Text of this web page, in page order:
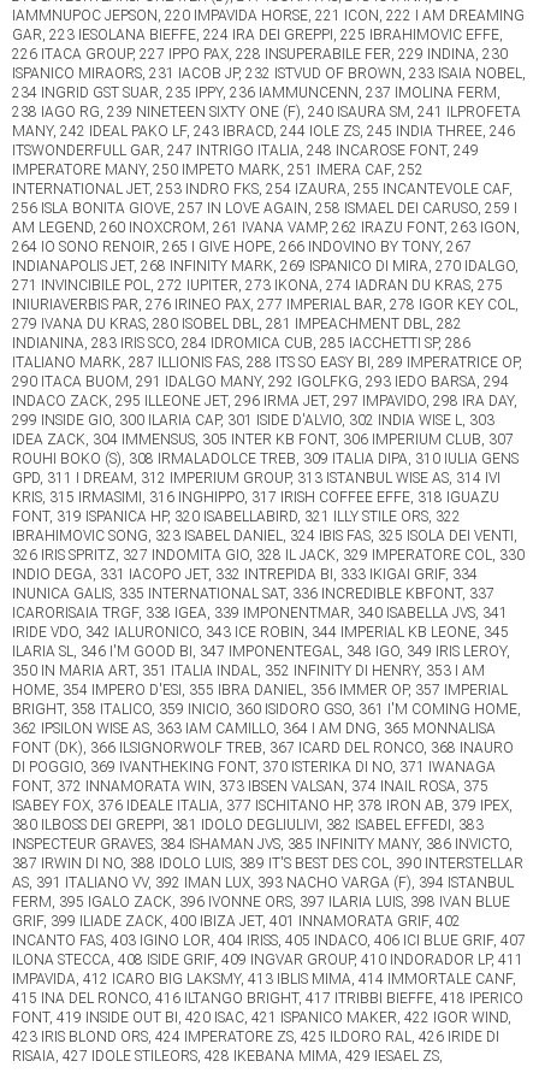
IAMMNUPOC JEPSON, 220 IMPAVIDA HORSE, 221 ICON, 222 I AM DREAMING
GAR, 223 IESOLANA BIEFFE, 224 IRA DEI GREPPI, 225 IBRAHIMOVIC EFFE,
226 ITACA GROUP, 227 IPPO PAX, 228 INSUPERABILE FER, 229 INDINA, 230
ISPANICO MIRAORS, 231 IACOB JP, 232 ISTVUD OF BROWN, 233 ISAIA NOBEL,
234 INGRID GST SUAR, 235 IPPY, 236 IAMMUNCENN, 237 IMOLINA FERM,
238 IAGO RG, 239 NINETEEN SIXTY ONE (F), 240 ISAURA SM, 241 ILPROFETA
MANY, 242 IDEAL PAKO LF, 243 IBRACD, 244 IOLE ZS, 245 INDIA THREE, 246
ITSWONDERFULL GAR, 247 INTRIGO ITALIA, 248 INCAROSE FONT, 249
IMPERATORE MANY, 250 IMPETO MARK, 251 IMERA CAF, 252
INTERNATIONAL JET, 253 INDRO FKS, 254 IZAURA, 255 INCANTEVOLE CAF,
256 ISLA BONITA GIOVE, 257 IN LOVE AGAIN, 258 ISMAEL DEI CARUSO, 259 I
AM LEGEND, 260 INOXCROM, 261 IVANA VAMP, 262 IRAZU FONT, 263 IGON,
264 IO SONO RENOIR, 265 I GIVE HOPE, 266 INDOVINO BY TONY, 267
INDIANAPOLIS JET, 268 INFINITY MARK, 269 ISPANICO DI MIRA, 270 IDALGO,
271 INVINCIBILE POL, 272 IUPITER, 273 IKONA, 274 IADRAN DU KRAS, 275
INIURIAVERBIS PAR, 276 IRINEO PAX, 277 IMPERIAL BAR, 278 IGOR KEY COL,
279 IVANA DU KRAS, 280 ISOBEL DBL, 281 IMPEACHMENT DBL, 282
INDIANINA, 283 IRIS SCO, 284 IDROMICA CUB, 285 IACCHETTI SP, 286
ITALIANO MARK, 287 ILLIONIS FAS, 288 ITS SO EASY BI, 289 IMPERATRICE OP,
290 ITACA BUOM, 291 IDALGO MANY, 292 IGOLFKG, 293 IEDO BARSA, 294
INDACO ZACK, 295 ILLEONE JET, 296 IRMA JET, 297 IMPAVIDO, 298 IRA DAY,
299 INSIDE GIO, 300 ILARIA CAP, 301 ISIDE D'ALVIO, 302 INDIA WISE L, 303
IDEA ZACK, 304 IMMENSUS, 305 INTER KB FONT, 306 IMPERIUM CLUB, 307
ROUHI BOKO (S), 308 IRMALADOLCE TREB, 309 ITALIA DIPA, 310 IULIA GENS
GPD, 311 I DREAM, 312 IMPERIUM GROUP, 313 ISTANBUL WISE AS, 314 IVI
KRIS, 315 IRMASIMI, 316 INGHIPPO, 317 IRISH COFFEE EFFE, 318 IGUAZU
FONT, 319 ISPANICA HP, 320 ISABELLABIRD, 321 ILLY STILE ORS, 322
IBRAHIMOVIC SONG, 323 ISABEL DANIEL, 324 IBIS FAS, 325 ISOLA DEI VENTI,
326 IRIS SPRITZ, 327 INDOMITA GIO, 328 IL JACK, 329 IMPERATORE COL, 330
INDIO DEGA, 331 IACOPO JET, 332 INTREPIDA BI, 333 IKIGAI GRIF, 334
INUNICA GALIS, 335 INTERNATIONAL SAT, 336 INCREDIBLE KBFONT, 337
ICARORISAIA TRGF, 338 IGEA, 339 IMPONENTMAR, 340 ISABELLA JVS, 341
IRIDE VDO, 342 IALURONICO, 343 ICE ROBIN, 344 IMPERIAL KB LEONE, 345
ILARIA SL, 346 I'M GOOD BI, 347 IMPONENTEGAL, 348 IGO, 349 IRIS LEROY,
350 IN MARIA ART, 351 ITALIA INDAL, 352 INFINITY DI HENRY, 353 I AM
HOME, 354 IMPERO D'ESI, 355 IBRA DANIEL, 356 IMMER OP, 357 IMPERIAL
BRIGHT, 358 ITALICO, 359 INICIO, 360 ISIDORO GSO, 361 I'M COMING HOME,
362 IPSILON WISE AS, 363 IAM CAMILLO, 364 I AM DNG, 365 MONNALISA
FONT (DK), 366 ILSIGNORWOLF TREB, 367 ICARD DEL RONCO, 368 INAURO
DI POGGIO, 369 IVANTHEKING FONT, 370 ISTERIKA DI NO, 371 IWANAGA
FONT, 372 INNAMORATA WIN, 373 IBSEN VALSAN, 374 INAIL ROSA, 375
ISABEY FOX, 376 IDEALE ITALIA, 377 ISCHITANO HP, 378 IRON AB, 379 IPEX,
380 ILBOSS DEI GREPPI, 381 IDOLO DEGLIULIVI, 382 ISABEL EFFEDI, 383
INSPECTEUR GRAVES, 384 ISHAMAN JVS, 385 INFINITY MANY, 386 INVICTO,
387 IRWIN DI NO, 388 IDOLO LUIS, 389 IT'S BEST DES COL, 390 INTERSTELLAR
AS, 391 ITALIANO VV, 392 IMAN LUX, 393 NACHO VARGA (F), 394 ISTANBUL
FERM, 395 IGALO ZACK, 396 IVONNE ORS, 397 ILARIA LUIS, 398 IVAN BLUE
GRIF, 399 ILIADE ZACK, 400 IBIZA JET, 401 INNAMORATA GRIF, 402
INCANTO FAS, 403 IGINO LOR, 404 IRISS, 405 INDACO, 406 ICI BLUE GRIF, 407
ILONA STECCA, 408 ISIDE GRIF, 409 INGVAR GROUP, 410 INDORADOR LP, 411
IMPAVIDA, 412 ICARO BIG LAKSMY, 413 IBLIS MIMA, 414 IMMORTALE CANF,
415 INA DEL RONCO, 416 ILTANGO BRIGHT, 417 ITRIBBI BIEFFE, 418 IPERICO
FONT, 419 INSIDE OUT BI, 420 ISAC, 421 ISPANICO MAKER, 422 IGOR WIND,
423 IRIS BLOND ORS, 424 IMPERATORE ZS, 425 ILDORO RAL, 426 IRIDE DI
RISAIA, 427 IDOLE STILEORS, 428 IKEBANA MIMA, 429 IESAEL ZS,